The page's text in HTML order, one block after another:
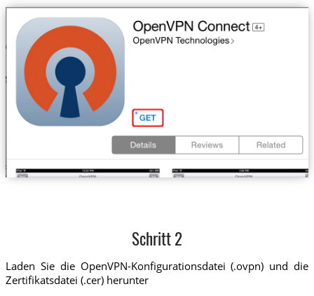
Schritt 2
Laden Sie die OpenVPN-Konfigurationsdatei (.ovpn) und die
Zertifikatsdatei (.cer) herunter